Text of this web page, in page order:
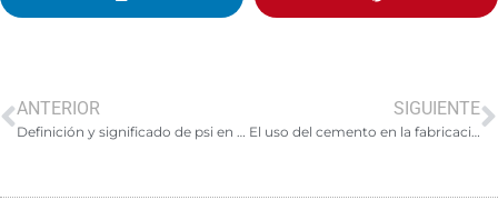
ANTERIOR
Definición y significado de psi en el contexto de la construcción
SIGUIENTE
El uso del cemento en la fabricación de prefabricados: eficiencia, sostenibilidad y versatilidad